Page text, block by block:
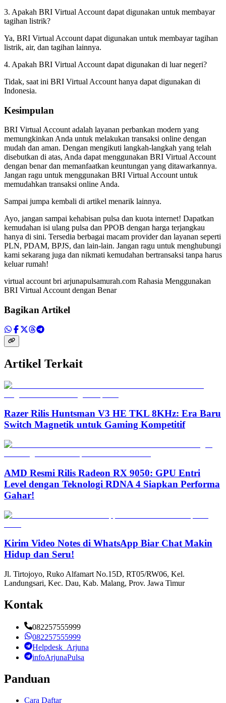
3. Apakah BRI Virtual Account dapat digunakan untuk membayar
tagihan listrik?
Ya, BRI Virtual Account dapat digunakan untuk membayar tagihan
listrik, air, dan tagihan lainnya.
4. Apakah BRI Virtual Account dapat digunakan di luar negeri?
Tidak, saat ini BRI Virtual Account hanya dapat digunakan di
Indonesia.
Kesimpulan
BRI Virtual Account adalah layanan perbankan modern yang
memungkinkan Anda untuk melakukan transaksi online dengan
mudah dan aman. Dengan mengikuti langkah-langkah yang telah
disebutkan di atas, Anda dapat menggunakan BRI Virtual Account
dengan benar dan memanfaatkan keuntungan yang ditawarkannya.
Jangan ragu untuk menggunakan BRI Virtual Account untuk
memudahkan transaksi online Anda.
Sampai jumpa kembali di artikel menarik lainnya.
Ayo, jangan sampai kehabisan pulsa dan kuota internet! Dapatkan
kemudahan isi ulang pulsa dan PPOB dengan harga terjangkau
hanya di sini. Tersedia berbagai macam provider dan layanan seperti
PLN, PDAM, BPJS, dan lain-lain. Jangan ragu untuk menghubungi
kami sekarang juga dan nikmati kemudahan bertransaksi tanpa harus
keluar rumah!
virtual account bri arjunapulsamurah.com Rahasia Menggunakan
BRI Virtual Account dengan Benar
Bagikan Artikel
Artikel Terkait
Razer Rilis Huntsman V3 HE TKL 8KHz: Era Baru
Switch Magnetik untuk Gaming Kompetitif
AMD Resmi Rilis Radeon RX 9050: GPU Entri
Level dengan Teknologi RDNA 4 Siapkan Performa
Gahar!
Kirim Video Notes di WhatsApp Biar Chat Makin
Hidup dan Seru!
Jl. Tirtojoyo, Ruko Alfamart No.15D, RT05/RW06, Kel.
Landungsari, Kec. Dau, Kab. Malang, Prov. Jawa Timur
Kontak
082257555999
082257555999
Helpdesk_Arjuna
infoArjunaPulsa
Panduan
Cara Daftar